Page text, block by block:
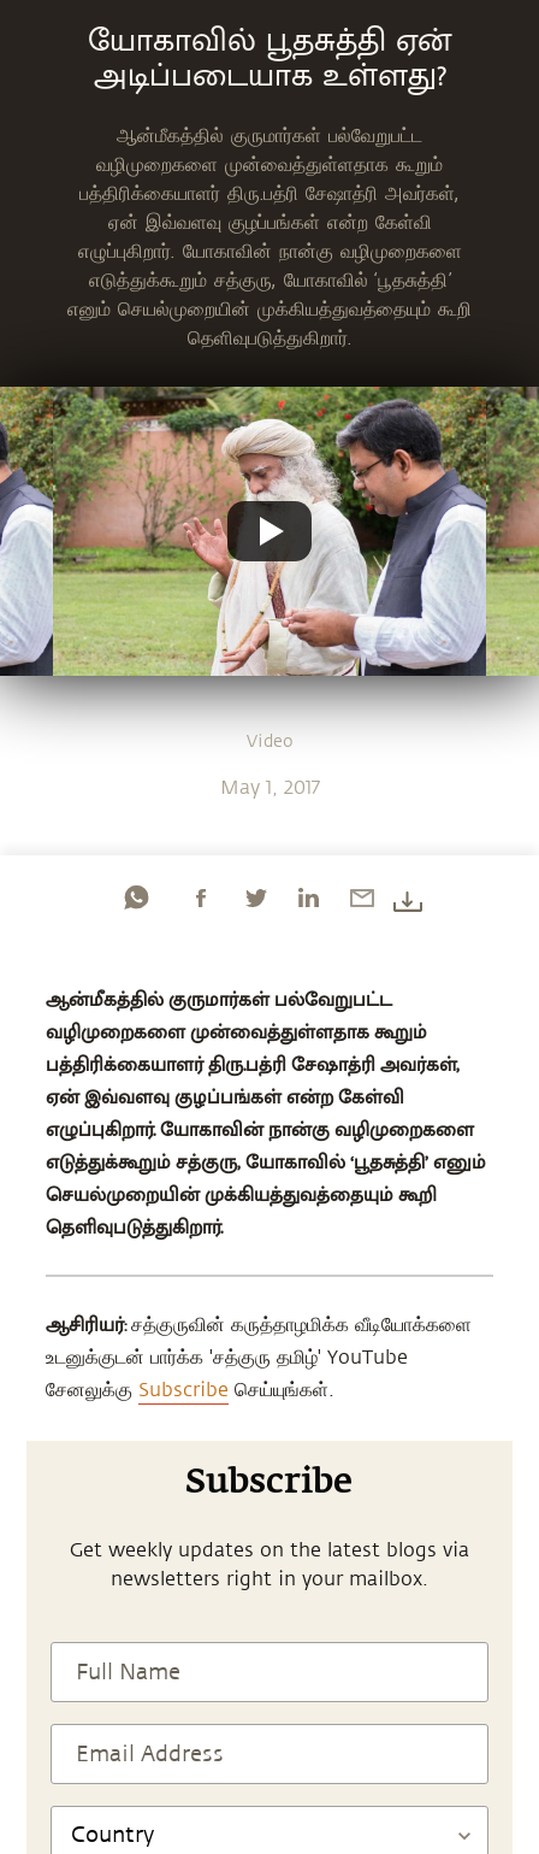
யோகாவில் பூதசுத்தி ஏன்
அடிப்படையாக உள்ளது?
ஆன்மீகத்தில் குருமார்கள் பல்வேறுபட்ட
வழிமுறைகளை முன்வைத்துள்ளதாக கூறும்
பத்திரிக்கையாளர் திரு.பத்ரி சேஷாத்ரி அவர்கள்,
ஏன் இவ்வளவு குழப்பங்கள் என்ற கேள்வி
எழுப்புகிறார். யோகாவின் நான்கு வழிமுறைகளை
எடுத்துக்கூறும் சத்குரு, யோகாவில் ‘பூதசுத்தி’
எனும் செயல்முறையின் முக்கியத்துவத்தையும் கூறி
தெளிவுபடுத்துகிறார்.
Video
May 1, 2017
ஆன்மீகத்தில் குருமார்கள் பல்வேறுபட்ட
வழிமுறைகளை முன்வைத்துள்ளதாக கூறும்
பத்திரிக்கையாளர் திரு.பத்ரி சேஷாத்ரி அவர்கள்,
ஏன் இவ்வளவு குழப்பங்கள் என்ற கேள்வி
எழுப்புகிறார். யோகாவின் நான்கு வழிமுறைகளை
எடுத்துக்கூறும் சத்குரு, யோகாவில் ‘பூதசுத்தி’ எனும்
செயல்முறையின் முக்கியத்துவத்தையும் கூறி
தெளிவுபடுத்துகிறார்.
ஆசிரியர்:சத்குருவின் கருத்தாழமிக்க வீடியோக்களை
உடனுக்குடன் பார்க்க 'சத்குரு தமிழ்' YouTube
சேனலுக்கு Subscribe செய்யுங்கள்.
Subscribe
Get weekly updates on the latest blogs via
newsletters right in your mailbox.